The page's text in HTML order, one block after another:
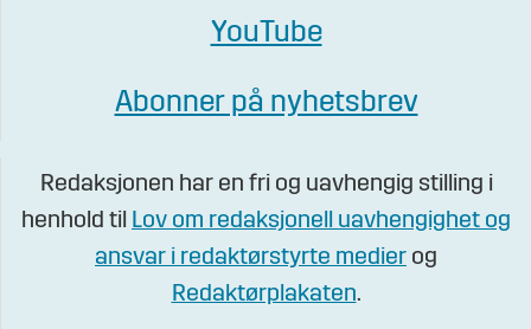
YouTube
Abonner på nyhetsbrev
Redaksjonen har en fri og uavhengig stilling i
henhold til Lov om redaksjonell uavhengighet og
ansvar i redaktørstyrte medier og
Redaktørplakaten.